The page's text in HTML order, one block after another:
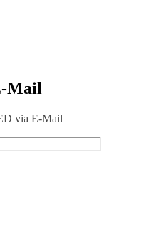
Mail
via E-Mail